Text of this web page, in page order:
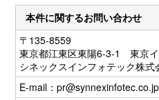
本件に関するお問い合わせ
〒135-8559
東京都江東区東陽6-3-1 東京
シネックスインフォテック株
E-mail：pr@synnexinfotec.co.jp